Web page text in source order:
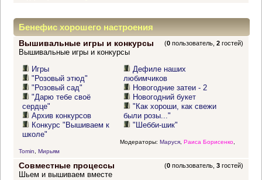
Бенефис хорошего настроения
Вышивальные игры и конкурсы (0 пользователь,2 гостей)
Вышивальные игры и конкурсы
Игры
"Розовый этюд"
"Розовый сад"
"Дарю тебе своё
сердце"
Архив конкурсов
Конкурс "Вышиваем к
школе"
Дефиле наших
любимчиков
Новогодние затеи - 2
Новогодний букет
"Как хороши, как свежи
были розы..."
"Шебби-шик"
Модераторы: Маруся, Раиса Борисенко,
Tomin
Мирьям
Совместные процессы (0 пользователь,3 гостей)
Шьем и вышиваем вместе